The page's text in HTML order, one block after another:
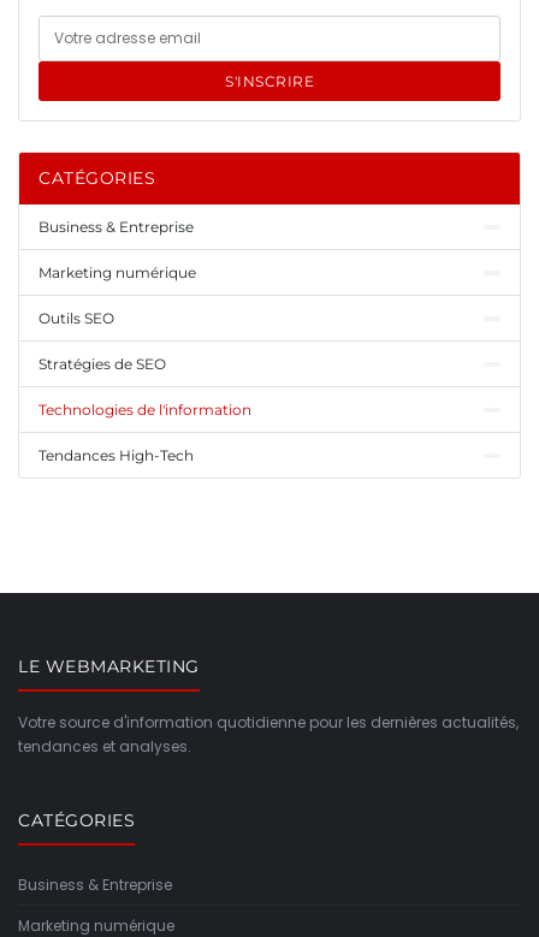
S'INSCRIRE
CATÉGORIES
Business & Entreprise
Marketing numérique
Outils SEO
Stratégies de SEO
Technologies de l'information
Tendances High-Tech
LE WEBMARKETING
Votre source d'information quotidienne pour les dernières actualités,
tendances et analyses.
CATÉGORIES
Business & Entreprise
Marketing numérique